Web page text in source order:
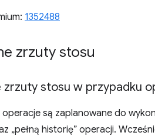
1352488
zrzuty stosu
zrzuty stosu w przypadku
są zaplanowane do
„pełną historię” operacji.